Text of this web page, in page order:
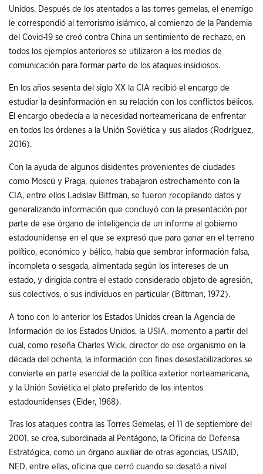
Unidos. Después de los atentados a las torres gemelas, el enemigo
le correspondió al terrorismo islámico, al comienzo de la Pandemia
del Covid-19 se creó contra China un sentimiento de rechazo, en
todos los ejemplos anteriores se utilizaron a los medios de
comunicación para formar parte de los ataques insidiosos.
En los años sesenta del siglo XX la CIA recibió el encargo de
estudiar la desinformación en su relación con los conflictos bélicos.
El encargo obedecía a la necesidad norteamericana de enfrentar
en todos los órdenes a la Unión Soviética y sus aliados (Rodríguez,
2016).
Con la ayuda de algunos disidentes provenientes de ciudades
como Moscú y Praga, quienes trabajaron estrechamente con la
CIA, entre ellos Ladislav Bittman, se fueron recopilando datos y
generalizando información que concluyó con la presentación por
parte de ese órgano de inteligencia de un informe al gobierno
estadounidense en el que se expresó que para ganar en el terreno
político, económico y bélico, había que sembrar información falsa,
incompleta o sesgada, alimentada según los intereses de un
estado, y dirigida contra el estado considerado objeto de agresión,
sus colectivos, o sus individuos en particular (Bittman, 1972).
A tono con lo anterior los Estados Unidos crean la Agencia de
Información de los Estados Unidos, la USIA, momento a partir del
cual, como reseña Charles Wick, director de ese organismo en la
década del ochenta, la información con fines desestabilizadores se
convierte en parte esencial de la política exterior norteamericana,
y la Unión Soviética el plato preferido de los intentos
estadounidenses (Elder, 1968).
Tras los ataques contra las Torres Gemelas, el 11 de septiembre del
2001, se crea, subordinada al Pentágono, la Oficina de Defensa
Estratégica, como un órgano auxiliar de otras agencias, USAID,
NED, entre ellas, oficina que cerró cuando se desató a nivel